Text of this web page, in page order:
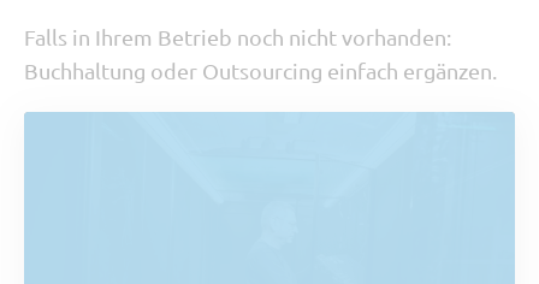
Falls in Ihrem Betrieb noch nicht vorhanden:
Buchhaltung oder Outsourcing einfach ergänzen.